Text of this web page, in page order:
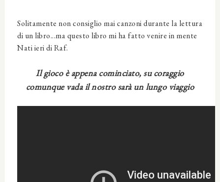
Solitamente non consiglio mai canzoni durante la lettura
di un libro...ma questo libro mi ha fatto venire in mente
Nati ieri di Raf.
Il gioco è appena cominciato, su coraggio
comunque vada il nostro sarà un lungo viaggio